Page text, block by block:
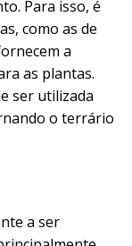
Para isso, é
como as de
a
as plantas.
ser utilizada
o terrário
a ser